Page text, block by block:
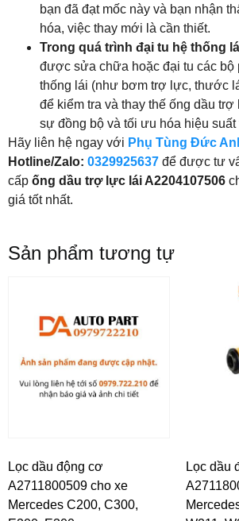
bạn đã đạt mốc này và bạn nhận
hóa, việc thay mới là cần thiết.
Trong quá trình đại tu hệ thống
được sửa chữa hoặc đại tu các bộ
thống lái (như bơm trợ lực, thước
để kiểm tra và thay thế ống dầu
sự đồng bộ và tối ưu hóa hiệu suất
Hãy liên hệ ngay với Phụ Tùng Đức
Hotline/Zalo: 0329925637 để được tư
cấp ống dầu trợ lực lái A2204107506
giá tốt nhất.
Sản phẩm tương tự
Lọc dầu động cơ
A2711800509 cho xe
Mercedes C200, C300,
Lọc dầu